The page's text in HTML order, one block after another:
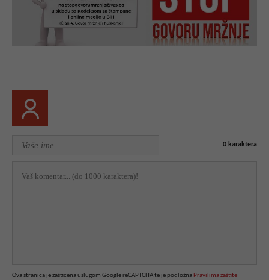
0 karaktera
Ova stranica je zaštićena uslugom Google reCAPTCHA te je podložna Pravilima zaštite